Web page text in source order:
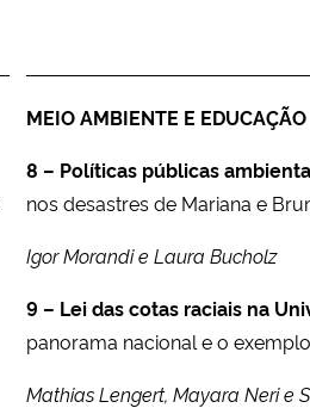
MEIO AMBIENTE E EDUCAÇÃO
8 – Políticas públicas
nos desastres de Mariana e
Igor Morandi e Laura Bucholz
9 – Lei das cotas raciais na
panorama nacional e o
Mathias Lengert, Mayara Neri e